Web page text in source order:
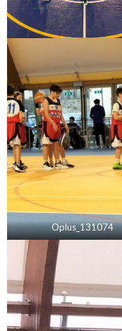
Oplus_131074